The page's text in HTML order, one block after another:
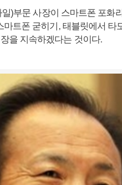
)부문 사장이 스마트폰 포화
마트폰 굳히기, 태블릿에서 타
을 지속하겠다는 것이다.